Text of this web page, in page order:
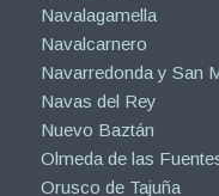
Navalagamella
Navalcarnero
Navarredonda y San
Navas del Rey
Nuevo Baztán
Olmeda de las
Orusco de Tajuña